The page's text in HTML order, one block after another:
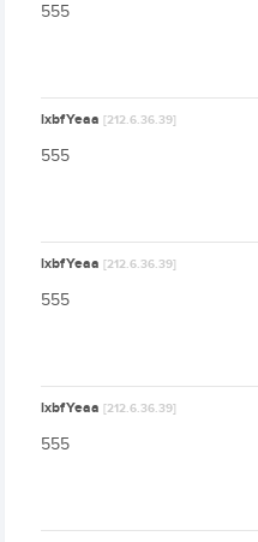
555
lxbfYeaa[212.6.36.39]
555
lxbfYeaa[212.6.36.39]
555
lxbfYeaa[212.6.36.39]
555